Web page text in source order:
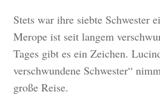
Stets war ihre siebte Schwester
Merope ist seit langem
Tages gibt es ein Zeichen.
verschwundene Schwester“
große Reise.